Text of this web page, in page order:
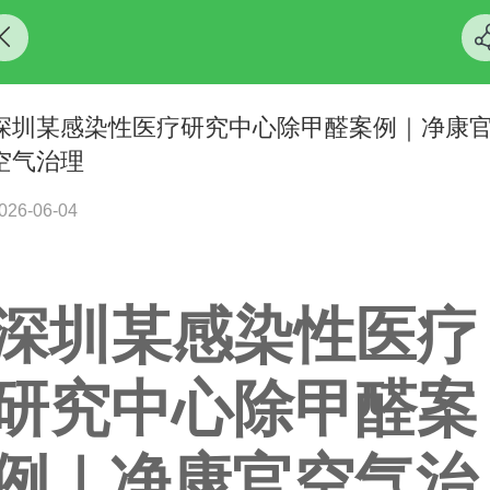
圳某感染性医疗研究中心除甲醛案例｜净康
气治理
06-04
圳 某感染性医疗
究中心除甲醛案